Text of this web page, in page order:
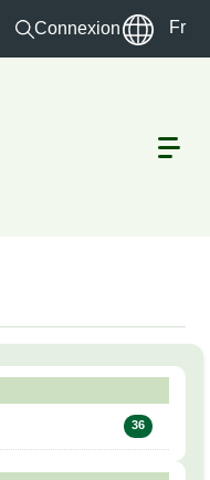
Connexion Fr
36